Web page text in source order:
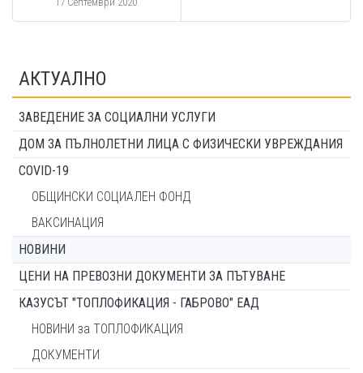
АКТУАЛНО
ЗАВЕДЕНИЕ ЗА СОЦИАЛНИ УСЛУГИ
ДОМ ЗА ПЪЛНОЛЕТНИ ЛИЦА С ФИЗИЧЕСКИ УВРЕЖДАНИЯ
COVID-19
ОБЩИНСКИ СОЦИАЛЕН ФОНД
ВАКСИНАЦИЯ
НОВИНИ
ЦЕНИ НА ПРЕВОЗНИ ДОКУМЕНТИ ЗА ПЪТУВАНЕ
КАЗУСЪТ "ТОПЛОФИКАЦИЯ - ГАБРОВО" ЕАД
НОВИНИ за ТОПЛОФИКАЦИЯ
ДОКУМЕНТИ